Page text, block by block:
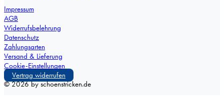
Impressum
AGB
Widerrufsbelehrung
Datenschutz
Zahlungsarten
Versand & Lieferung
Cookie-Einstellungen
Vertrag widerrufen
© 2026 by schoenstricken.de